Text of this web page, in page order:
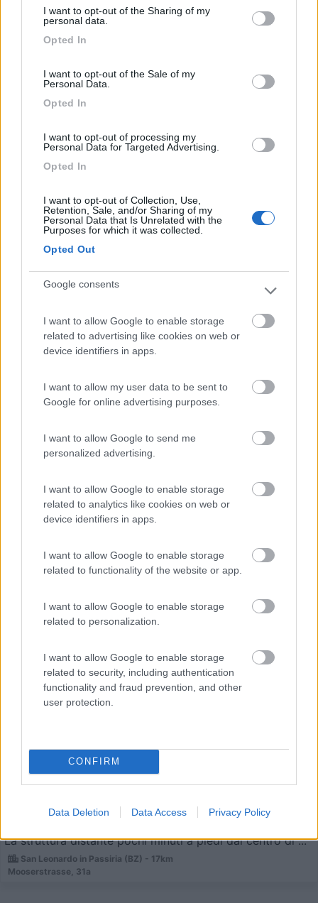
not limited to your visit or usage behaviour. You may click to
grant or deny consent to Google and its third-party tags to
use your data for below specified purposes in below Google
I want to opt-out of the Sharing of my
personal data.
Opted In
I want to opt-out of the Sale of my
Personal Data.
Opted In
I want to opt-out of processing my
Personal Data for Targeted Advertising.
Opted In
I want to opt-out of Collection, Use,
Retention, Sale, and/or Sharing of my
Personal Data that Is Unrelated with the
Purposes for which it was collected.
Opted Out
Google consents
I want to allow Google to enable storage
related to advertising like cookies on web or
device identifiers in apps.
I want to allow my user data to be sent to
Google for online advertising purposes.
I want to allow Google to send me
personalized advertising.
I want to allow Google to enable storage
related to analytics like cookies on web or
device identifiers in apps.
I want to allow Google to enable storage
related to functionality of the website or app.
I want to allow Google to enable storage
related to personalization.
I want to allow Google to enable storage
related to security, including authentication
functionality and fraud prevention, and other
user protection.
CONFIRM
Data Deletion Data Access Privacy Policy
Sesto (BZ) - 77.7km
Via San Giuseppe, 54
Camping Laerchwiese
10
In val Pusteria, vicino agli impianti di risalita e a 1,5...
Muehlbach (BZ) - 15km
Campeggio
Camping Bungalows Zögghof
Servizi / Posizione
La struttura distante pochi minuti a piedi dal centro di ...
San Leonardo in Passiria (BZ) - 17km
Mooserstrasse, 31a